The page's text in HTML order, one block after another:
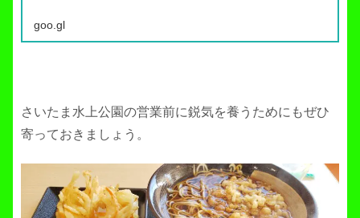
goo.gl
さいたま水上公園の営業前に鋭気を養うためにもぜひ
寄っておきましょう。